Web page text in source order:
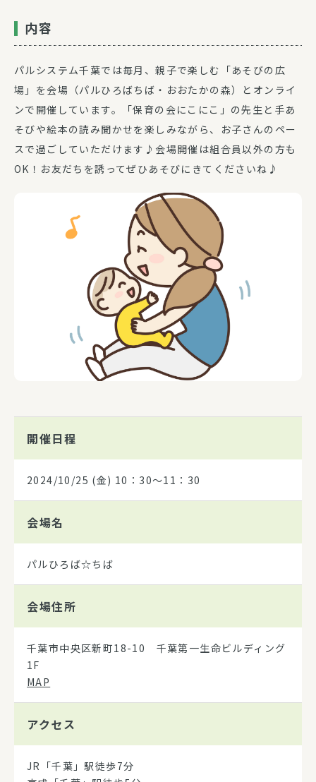
内容
パルシステム千葉では毎月、親子で楽しむ「あそびの広
場」を会場（パルひろばちば・おおたかの森）とオンライ
ンで開催しています。「保育の会にこにこ」の先生と手あ
そびや絵本の読み聞かせを楽しみながら、お子さんのペー
スで過ごしていただけます♪会場開催は組合員以外の方も
OK！お友だちを誘ってぜひあそびにきてくださいね♪
開催日程
2024/10/25 (金) 10：30～11：30
会場名
パルひろば☆ちば
会場住所
千葉市中央区新町18-10 千葉第一生命ビルディング
1F
MAP
アクセス
JR「千葉」駅徒歩7分